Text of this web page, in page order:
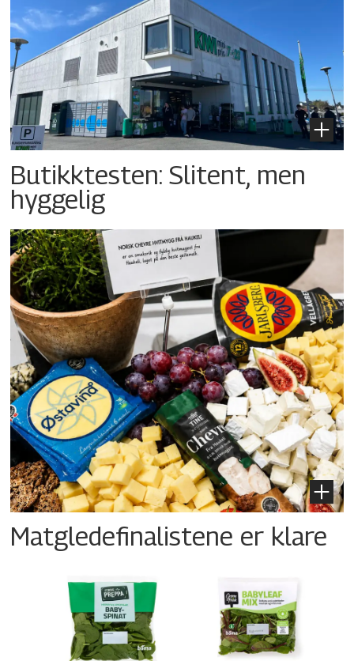
Butikktesten: Slitent, men
hyggelig
Matgledefinalistene er klare